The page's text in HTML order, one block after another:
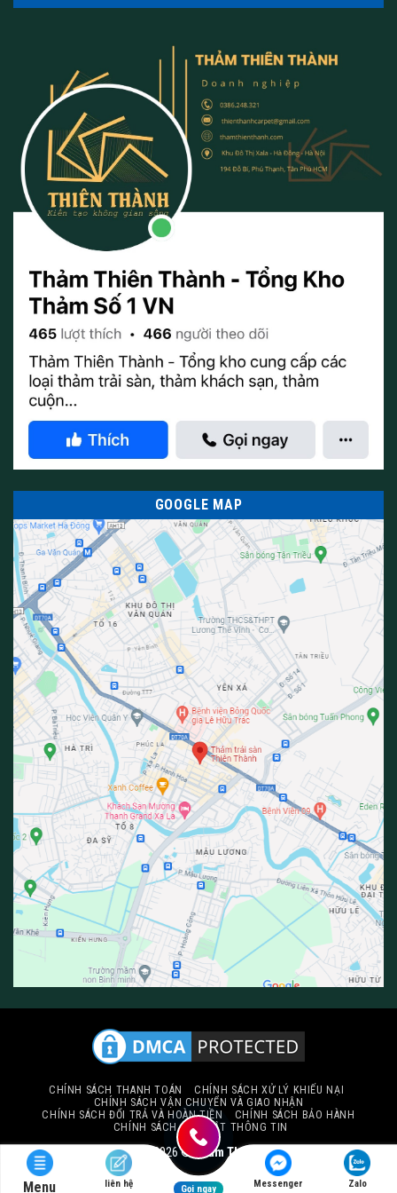
công sức trong việc duy trì và làm sạch thảm
Chất liệu làm thảm cuộn
Đặc điểm nổi bật của thảm cuộn là độ dày từ 5,5mm – 7mm.
Điều này đảm bảo rằng thảm không chỉ có chất lượng tốt mà
còn giúp tránh hiện tượng xẹp, lún sau khi sử dụng. Bạn có thể
yên tâm rằng thảm cuộn sẽ luôn giữ được hình dáng và độ căng
trong suốt quá trình sử dụng.
Ngoài ra khi bạn lựa chọn thảm cuộn thì chắc chắn sẽ có độ
bền cao hơn với những tấm thảm ghép hoặc thảm lông cừu.
Bên cạnh đó thảm cuộn còn có khả năng bị chống sờn, bung
sợi thảm vì thế chúng ta cần phải cẩn thận khi lựa chọn thảm.
Ngoài ra, thảm cuộn còn có mẫu mã với màu sắc khác nhau
thích hợp với từng không gian văn phòng
THẢM THIÊN THÀNH– có sẵn mẫu thảm tại Hà Nội mọi người
có nhu cầu mua hoặc muốn biết thêm nhiều thông tin hơn về
sản phẩm xin vui lòng liên hệ qua số điện thoại hoặc qua
zalo???? ??? ???.
0/5(0 Reviews)
0/5(0 Reviews)
0/5(0 Reviews)
GOOGLE MAP
CHÍNH SÁCH THANH TOÁN
CHÍNH SÁCH XỬ LÝ KHIẾU NẠI
CHÍNH SÁCH VẬN CHUYỂN VÀ GIAO NHẬN
CHÍNH SÁCH ĐỔI TRẢ VÀ HOÀN TIỀN
CHÍNH SÁCH BẢO HÀNH
CHÍNH SÁCH BẢO MẬT THÔNG TIN
Copyright 2026 ©Thảm Thiên Thành
Menu liên hệ Gọi ngay Messenger Zalo